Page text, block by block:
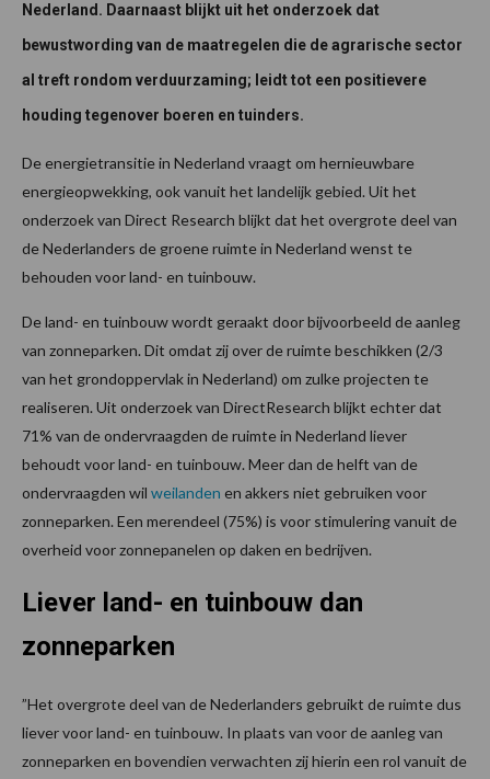
Nederland. Daarnaast blijkt uit het onderzoek dat
bewustwording van de maatregelen die de agrarische sector
al treft rondom verduurzaming; leidt tot een positievere
houding tegenover boeren en tuinders.
De energietransitie in Nederland vraagt om hernieuwbare
energieopwekking, ook vanuit het landelijk gebied. Uit het
onderzoek van Direct Research blijkt dat het overgrote deel van
de Nederlanders de groene ruimte in Nederland wenst te
behouden voor land- en tuinbouw.
De land- en tuinbouw wordt geraakt door bijvoorbeeld de aanleg
van zonneparken. Dit omdat zij over de ruimte beschikken (2/3
van het grondoppervlak in Nederland) om zulke projecten te
realiseren. Uit onderzoek van DirectResearch blijkt echter dat
71% van de ondervraagden de ruimte in Nederland liever
behoudt voor land- en tuinbouw. Meer dan de helft van de
ondervraagden wil weilanden en akkers niet gebruiken voor
zonneparken. Een merendeel (75%) is voor stimulering vanuit de
overheid voor zonnepanelen op daken en bedrijven.
Liever land- en tuinbouw dan
zonneparken
”Het overgrote deel van de Nederlanders gebruikt de ruimte dus
liever voor land- en tuinbouw. In plaats van voor de aanleg van
zonneparken en bovendien verwachten zij hierin een rol vanuit de